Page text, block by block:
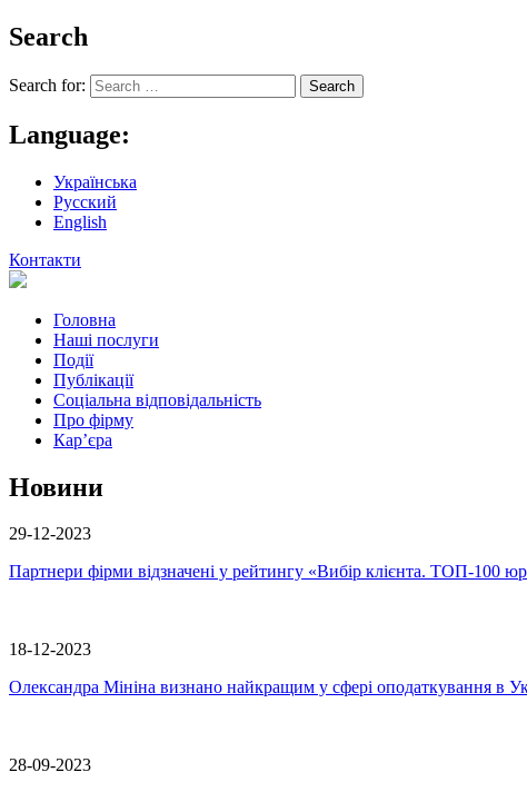
Search
Search for:
Language:
Українська
Русский
English
Контакти
Головна
Наші послуги
Події
Публікації
Соціальна відповідальність
Про фiрму
Кар’єра
Новини
29-12-2023
Партнери фірми відзначені у рейтингу «Вибір клієнта. ТОП-100
18-12-2023
Олександра Мініна визнано найкращим у сфері оподаткування в
28-09-2023